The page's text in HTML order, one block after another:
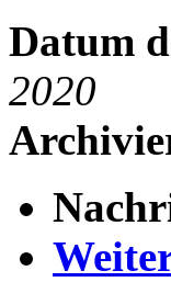
Datum
2020